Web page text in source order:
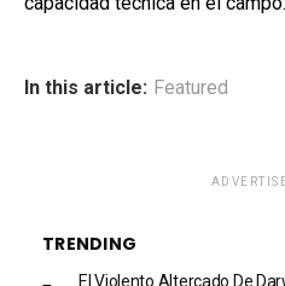
In this article: Featured
TRENDING
El Violento Altercado De